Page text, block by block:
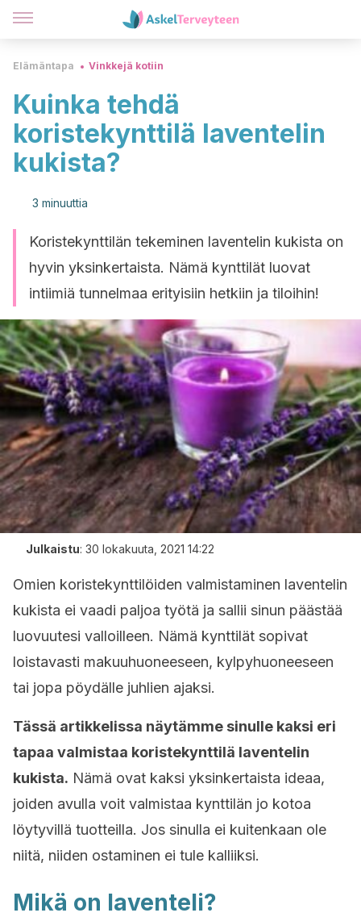
Elämäntapa Vinkkejä kotiin
Kuinka tehdä
koristekynttilä laventelin
kukista?
3 minuuttia
Koristekynttilän tekeminen laventelin kukista on
hyvin yksinkertaista. Nämä kynttilät luovat
intiimiä tunnelmaa erityisiin hetkiin ja tiloihin!
Julkaistu: 30 lokakuuta, 2021 14:22
Omien koristekynttilöiden valmistaminen laventelin
kukista ei vaadi paljoa työtä ja sallii sinun päästää
luovuutesi valloilleen. Nämä kynttilät sopivat
loistavasti makuuhuoneeseen, kylpyhuoneeseen
tai jopa pöydälle juhlien ajaksi.
Tässä artikkelissa näytämme sinulle kaksi eri
tapaa valmistaa koristekynttilä laventelin
kukista. Nämä ovat kaksi yksinkertaista ideaa,
joiden avulla voit valmistaa kynttilän jo kotoa
löytyvillä tuotteilla. Jos sinulla ei kuitenkaan ole
niitä, niiden ostaminen ei tule kalliiksi.
Mikä on laventeli?